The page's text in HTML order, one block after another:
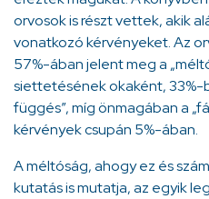
orvosok is részt vettek, akik
vonatkozó kérvényeket. Az
57%-ában jelent meg a
siettetésének okaként, 33%-
függés”, míg önmagában a
kérvények csupán 5%-ában.
A méltóság, ahogy ez és
kutatás is mutatja, az egyik